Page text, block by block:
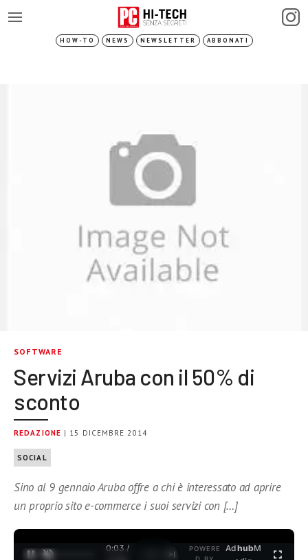
HOW-TO NEWS NEWSLETTER ABBONATI
SOFTWARE
Servizi Aruba con il 50% di
sconto
REDAZIONE | 15 DICEMBRE 2014
SOCIAL
Sino al 9 gennaio Aruba offre a chi è interessato ad aprire
un proprio sito e-commerce i suoi servizi con […]
0:03 /
POWERE
AdhubM